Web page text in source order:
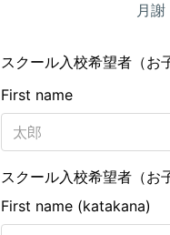
月謝
スクール入校希望者（お
First name
スクール入校希望者（お
First name (katakana)